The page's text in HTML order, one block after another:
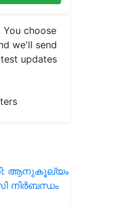
choose
we'll send
updates